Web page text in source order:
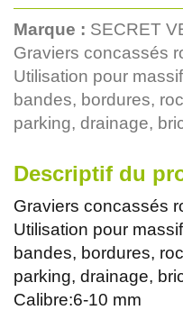
Marque : SECRET
Graviers concassés
Utilisation pour
bandes, bordures,
parking, drainage,
Descriptif du
Graviers concassés
Utilisation pour
bandes, bordures,
parking, drainage,
Calibre:6-10 mm